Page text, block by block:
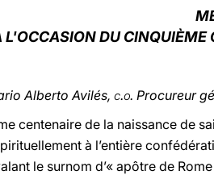
L'OCCASION DU CINQUIÈME
Alberto Avilés, c.o. Procureur
centenaire de la naissance de
à l’entière
le surnom d’« apôtre de